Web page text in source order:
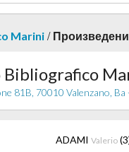
Marini /
Bibliografico
81B, 70010 Valenzano, Ba
ADAMI Valerio